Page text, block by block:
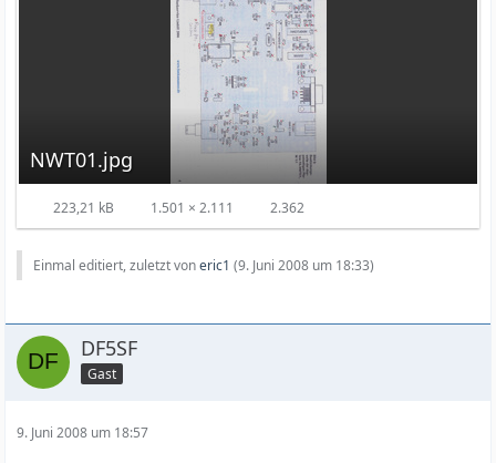
NWT01.jpg
223,21 kB 1.501 × 2.111 2.362
Einmal editiert, zuletzt voneric1 (9. Juni 2008 um 18:33)
DF5SF
Gast
9. Juni 2008 um 18:57